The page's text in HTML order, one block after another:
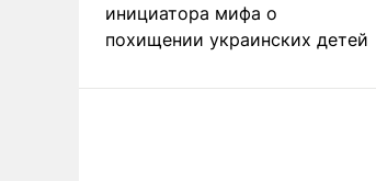
инициатора мифа о
похищении украинских детей